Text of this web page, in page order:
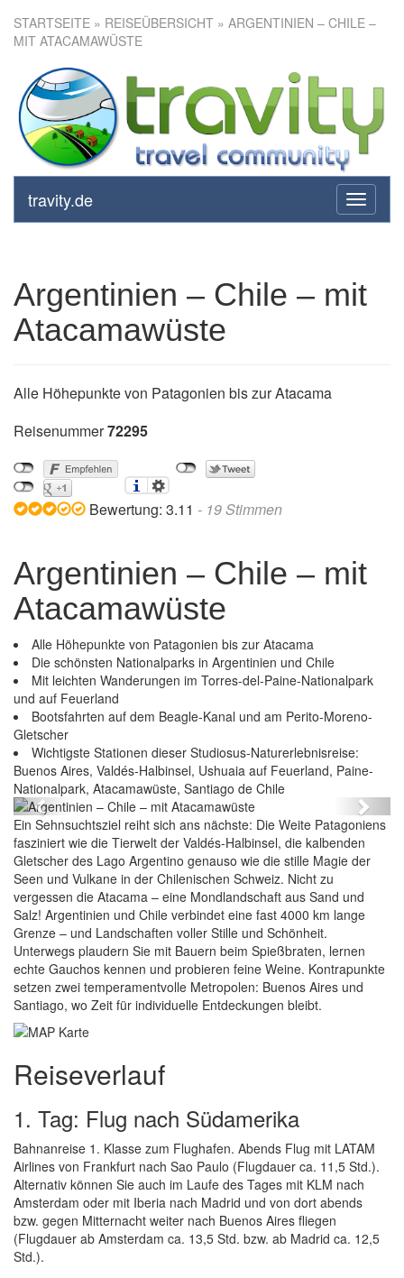
STARTSEITE » REISEÜBERSICHT » ARGENTINIEN – CHILE –
MIT ATACAMAWÜSTE
toggle
travity.de
Argentinien – Chile – mit
Atacamawüste
Argentinien – Chile – mit
Atacamawüste
Alle Höhepunkte von Patagonien bis zur Atacama
Reisenummer72295
Bewertung: 3.11 - 19Stimmen
Argentinien – Chile – mit
Atacamawüste
Alle Höhepunkte von Patagonien bis zur Atacama
Die schönsten Nationalparks in Argentinien und Chile
Mit leichten Wanderungen im Torres-del-Paine-Nationalpark
und auf Feuerland
Bootsfahrten auf dem Beagle-Kanal und am Perito-Moreno-
Gletscher
Wichtigste Stationen dieser Studiosus-Naturerlebnisreise:
Buenos Aires, Valdés-Halbinsel, Ushuaia auf Feuerland, Paine-
Nationalpark, Atacamawüste, Santiago de Chile
Argentinien – Chile – mit Atacamawüste
Previous Next
Ein Sehnsuchtsziel reiht sich ans nächste: Die Weite Patagoniens
fasziniert wie die Tierwelt der Valdés-Halbinsel, die kalbenden
Gletscher des Lago Argentino genauso wie die stille Magie der
Seen und Vulkane in der Chilenischen Schweiz. Nicht zu
vergessen die Atacama – eine Mondlandschaft aus Sand und
Salz! Argentinien und Chile verbindet eine fast 4000 km lange
Grenze – und Landschaften voller Stille und Schönheit.
Unterwegs plaudern Sie mit Bauern beim Spießbraten, lernen
echte Gauchos kennen und probieren feine Weine. Kontrapunkte
setzen zwei temperamentvolle Metropolen: Buenos Aires und
Santiago, wo Zeit für individuelle Entdeckungen bleibt.
Reiseverlauf
1. Tag: Flug nach Südamerika
Bahnanreise 1. Klasse zum Flughafen. Abends Flug mit LATAM
Airlines von Frankfurt nach Sao Paulo (Flugdauer ca. 11,5 Std.).
Alternativ können Sie auch im Laufe des Tages mit KLM nach
Amsterdam oder mit Iberia nach Madrid und von dort abends
bzw. gegen Mitternacht weiter nach Buenos Aires fliegen
(Flugdauer ab Amsterdam ca. 13,5 Std. bzw. ab Madrid ca. 12,5
Std.).